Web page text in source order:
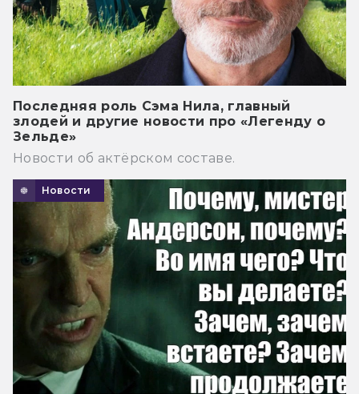
Последняя роль Сэма Нила, главный
злодей и другие новости про «Легенду о
Зельде»
Новости об актёрском составе.
Новости